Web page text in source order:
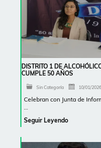
DISTRITO 1 DE
CUMPLE 50 AÑOS
Sin Categoría 10/01/2026
Celebran con Junta de
…
Seguir Leyendo